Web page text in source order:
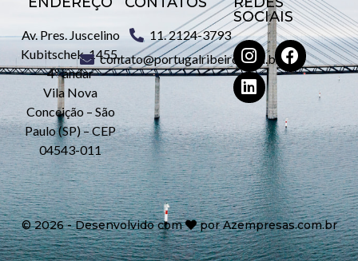
Av. Pres. Juscelino
Kubitschek, 1455,
4º andar
Vila Nova
Conceição – São
Paulo (SP) – CEP
04543-011
11. 2124-3793
contato@portugalribeiro.com.br
SOCIAIS
©2026- Desenvolvido com porAzempresas.com.br